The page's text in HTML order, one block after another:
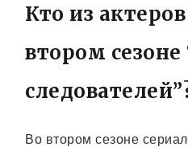
Кто из
втором
Во втором сезоне